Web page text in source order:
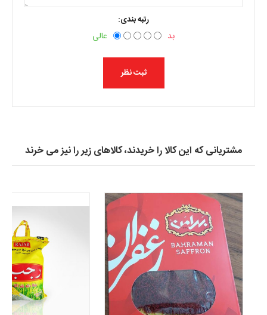
رتبه بندی:
بد عالی
مشتریانی که این کالا را خریدند، کالاهای زیر را نیز می خرند